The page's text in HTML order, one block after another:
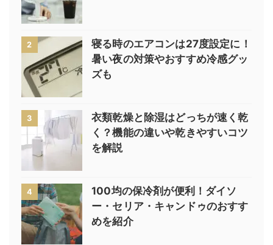
2
寝る時のエアコンは27度設定に！
暑い夜の対策やおすすめ冷感グッ
ズも
3
衣類乾燥と除湿はどっちが速く乾
く？機能の違いや乾きやすいコツ
を解説
4
100均の保冷剤が便利！ダイソ
ー・セリア・キャンドゥのおすす
めを紹介